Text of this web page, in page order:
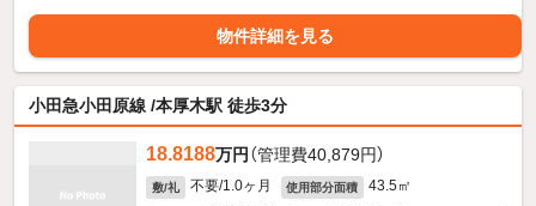
物件詳細を見る
小田急小田原線 /本厚木駅 徒歩3分
18.8188万円 （管理費40,879円）
敷/礼 不要/1.0ヶ月 使用部分面積 43.5㎡